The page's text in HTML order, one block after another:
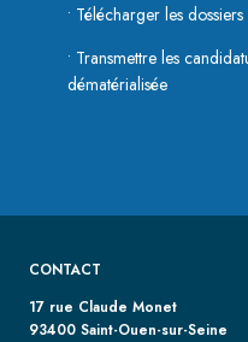
• Télécharger les
• Transmettre les
dématérialisée
CONTACT
17 rue Claude Monet
93400 Saint-Ouen-sur-Seine